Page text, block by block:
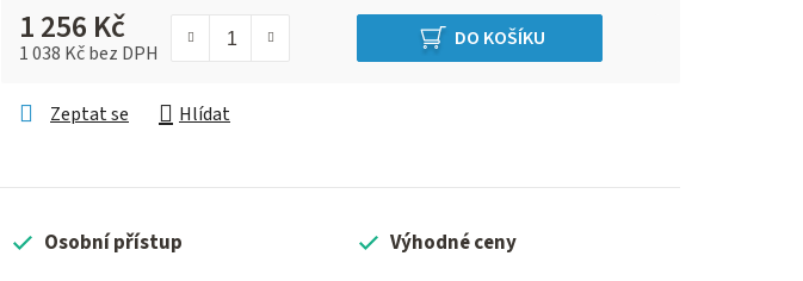
1 256 Kč
1 038 Kč bez DPH
DO KOŠÍKU
Zeptat se Hlídat
Osobní přístup Výhodné ceny